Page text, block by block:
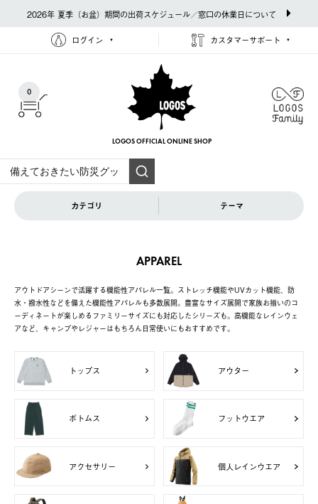
2026年 夏季（お盆）期間の出荷スケジュール／窓口の休業日について
ログイン カスタマーサポート
0
LOGOS OFFICIAL ONLINE SHOP
カテゴリ テーマ
APPAREL
アウトドアシーンで活躍する機能性アパレル一覧。ストレッチ機能やUVカット機能、防
水・撥水性などを備えた機能性アパレルも多数展開。豊富なサイズ展開で家族お揃いのコ
ーディネートが楽しめるファミリーサイズにも対応したシリーズも。高機能なレインウェ
アなど、キャンプやレジャーはもちろん日常使いにもおすすめです。
トップス アウター
ボトムス フットウエア
アクセサリー 個人レインウエア